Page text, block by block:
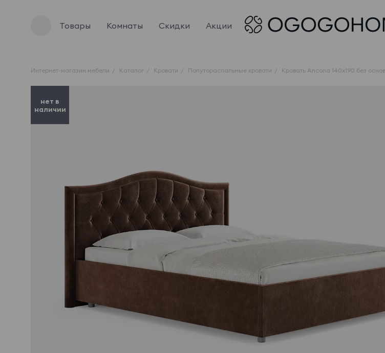
Товары Комнаты Скидки Акции
Интернет-магазин мебели Каталог Кровати Полутораспальные кровати Кровать Ancona 140x190 без
нет в
наличии